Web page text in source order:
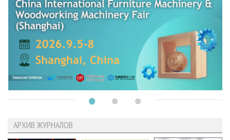
АРХИВ ЖУРНАЛОВ